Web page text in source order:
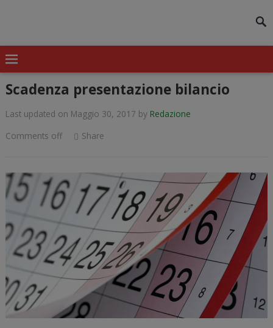
Scadenza presentazione bilancio
Last updated on Maggio 30, 2017 by Redazione
Comments off
Share